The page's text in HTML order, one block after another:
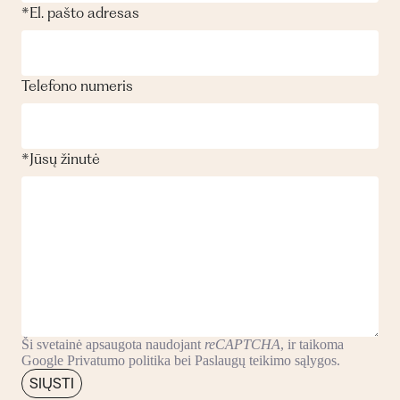
*El. pašto adresas
Telefono numeris
*Jūsų žinutė
Ši svetainė apsaugota naudojant reCAPTCHA, ir taikoma
Google Privatumo politika bei Paslaugų teikimo sąlygos.
SIŲSTI